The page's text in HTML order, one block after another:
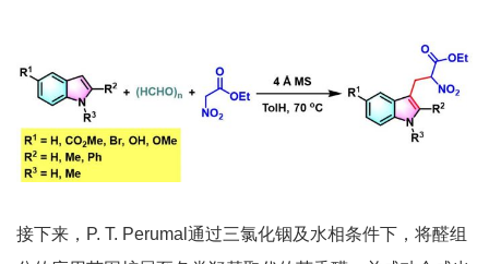
接下来，P. T. Perumal通过三氯化铟及水相条件下，将醛组